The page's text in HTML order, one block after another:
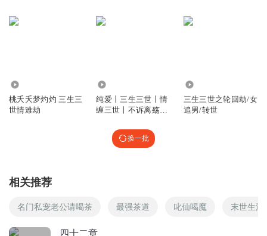
桃夭夭梦灼灼 三生三
世情难劫
纯爱丨三生三世丨情
缠三世丨不诉离殇丨
三生三世之轮回劫/女
追男/转世
换一批
相关推荐
名门私宠老公请喝茶 最强茶道 叱仙喝魔 末世生活
四十二章